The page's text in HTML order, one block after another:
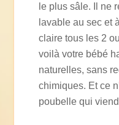
le plus sâle. Il ne
lavable au sec et
claire tous les 2
voilà votre bébé
naturelles, sans
chimiques. Et ce
poubelle qui